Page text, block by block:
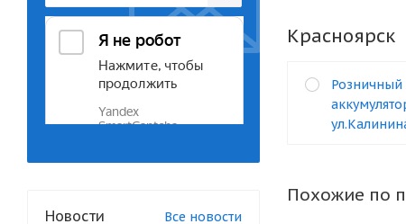
Красноярск
Похожие по
Новости Все новости